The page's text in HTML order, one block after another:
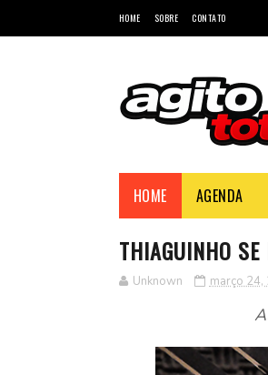
HOME SOBRE CONTATO
HOME AGENDA
THIAGUINHO
Unknown março 24,